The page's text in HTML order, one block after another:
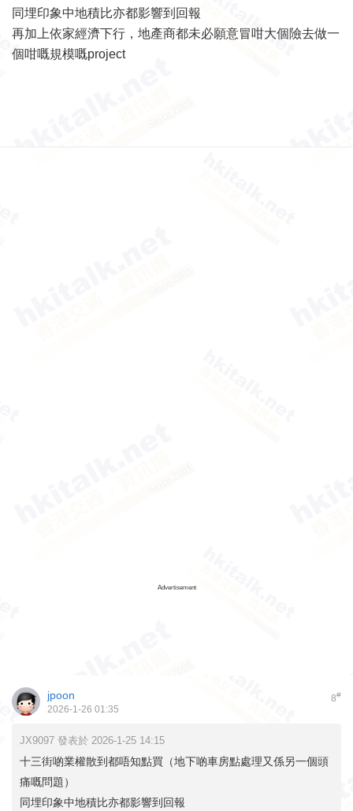
同埋印象中地積比亦都影響到回報
再加上依家經濟下行，地產商都未必願意冒咁大個險去做一
個咁嘅規模嘅project
Advertisement
8#
jpoon
2026-1-26 01:35
JX9097 發表於 2026-1-25 14:15
十三街啲業權散到都唔知點買（地下啲車房點處理又係另一個頭
痛嘅問題）
同埋印象中地積比亦都影響到回報